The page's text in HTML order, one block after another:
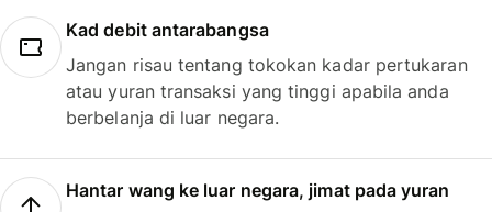
Kad debit antarabangsa
Jangan risau tentang tokokan kadar pertukaran
atau yuran transaksi yang tinggi apabila anda
berbelanja di luar negara.
Hantar wang ke luar negara, jimat pada yuran